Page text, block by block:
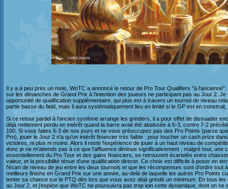
Il y a à peu près un mois, WoTC a annoncé le retour de Pro Tour Qualifiers "à
sur les dimanches de Grand Prix à l'intention des joueurs ne participant pas au Jour 2.
opportunité de qualification supplémentaire, qui plus est à travers un tournoi de niveau
partie basse du field, mais il aura systématiquement lieu en limité si le GP est en
Si ce retour partiel à l'ancien système arrange les grinders, il a pour effet de dissuader
déjà nettement perdu en intérêt quand la barre avait été abaissée à 6-3, contre 7-2
100. Si vous faites 6-3 de nos jours et ne vous préoccupez pas des Pro Points (parce
Pro), jouer le Jour 2 n'a qu'un intérêt financier très faible : pour toucher un cash prize
victoires, ni plus ni moins. Alors il reste l'expérience de jouer à un haut niveau de
donc je ne m'attends pas à ce que l'affluence diminue significativement ; malgré tout,
essentiellement du Pro Tour et des gains financiers, se retrouvent écartelés entre
valeur, et la possibilité ténue d'une qualification directe. Ce choix est difficile à poser en
l'écart de niveau de jeu entre les deux tournois et que les récompenses sont d'ordre tout
meilleurs finishs en Grand Prix sur une année, au-delà de laquelle les autres Pro Points
tenter sa chance sur le PTQ dès lors que vous avez déjà grindé un minimum. En tous
au Jour 2, et j'espère que WoTC ne poursuivra pas trop loin cette dynamique, dont on